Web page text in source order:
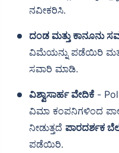
ನವೀಕರಿಸಿ.
ದಂಡ ಮತ್ತು ಕಾನೂನು
ವಿಮೆಯನ್ನು ಪಡೆಯಿರಿ
ಸವಾರಿ ಮಾಡಿ.
ವಿಶ್ವಾಸಾರ್ಹ ವೇದಿಕೆ -
ವಿಮಾ ಕಂಪನಿಗಳಿಂದ
ನೀಡುತ್ತದೆ ಪಾರದರ್ಶಕ ಬೆಲೆ
ಪಡೆಯಿರಿ.